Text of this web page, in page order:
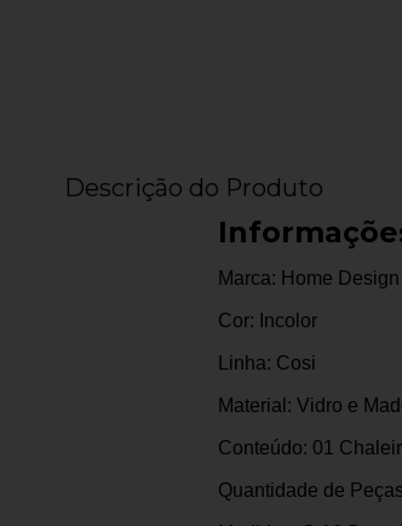
Descrição do Produto
Marca: Home Design
Cor: Incolor
Linha: Cosi
Material: Vidro e
Conteúdo: 01
Quantidade de